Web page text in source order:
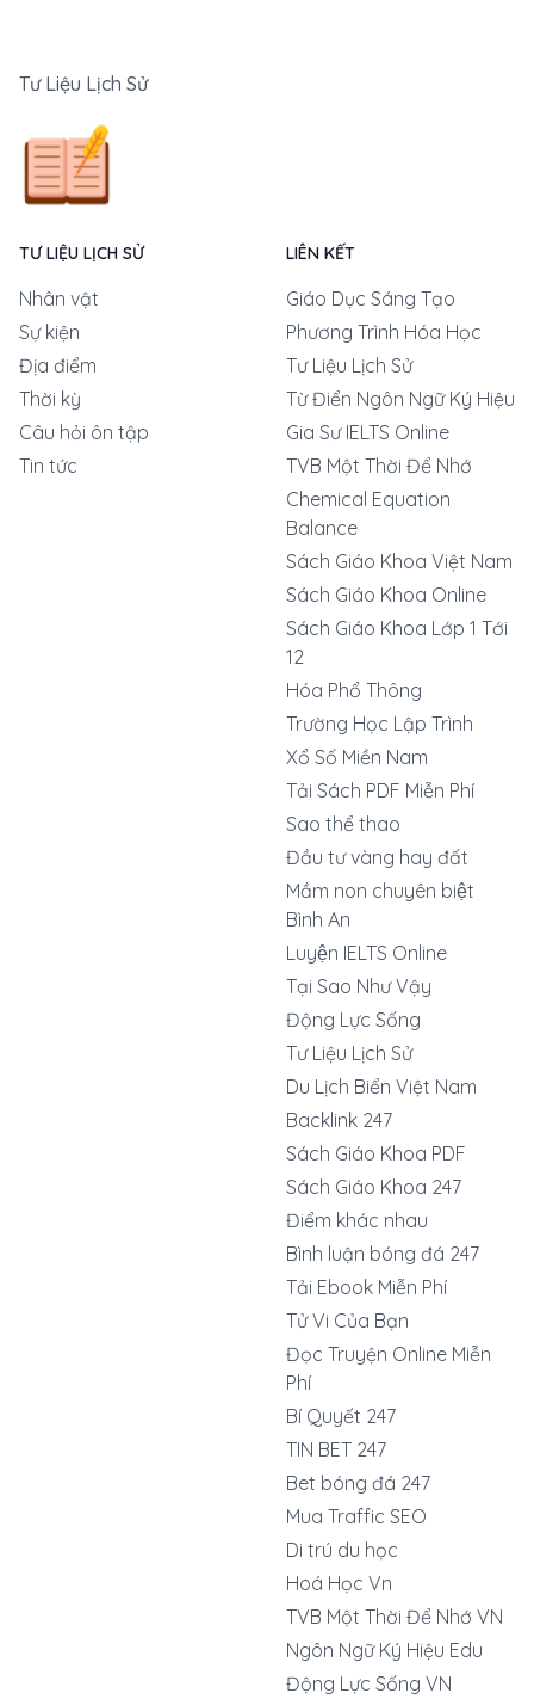
Tư Liệu Lịch Sử
TƯ LIỆU LỊCH SỬ
Nhân vật
Sự kiện
Địa điểm
Thời kỳ
Câu hỏi ôn tập
Tin tức
LIÊN KẾT
Giáo Dục Sáng Tạo
Phương Trình Hóa Học
Tư Liệu Lịch Sử
Từ Điển Ngôn Ngữ Ký Hiệu
Gia Sư IELTS Online
TVB Một Thời Để Nhớ
Chemical Equation
Balance
Sách Giáo Khoa Việt Nam
Sách Giáo Khoa Online
Sách Giáo Khoa Lớp 1 Tới
12
Hóa Phổ Thông
Trường Học Lập Trình
Xổ Số Miền Nam
Tải Sách PDF Miễn Phí
Sao thể thao
Đầu tư vàng hay đất
Mầm non chuyên biệt
Bình An
Luyện IELTS Online
Tại Sao Như Vậy
Động Lực Sống
Tư Liệu Lịch Sử
Du Lịch Biển Việt Nam
Backlink 247
Sách Giáo Khoa PDF
Sách Giáo Khoa 247
Điểm khác nhau
Bình luận bóng đá 247
Tải Ebook Miễn Phí
Tử Vi Của Bạn
Đọc Truyện Online Miễn
Phí
Bí Quyết 247
TIN BET 247
Bet bóng đá 247
Mua Traffic SEO
Di trú du học
Hoá Học Vn
TVB Một Thời Để Nhớ VN
Ngôn Ngữ Ký Hiệu Edu
Động Lực Sống VN